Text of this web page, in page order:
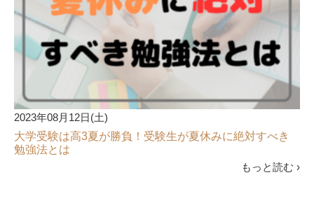
2023年08月12日(土)
大学受験は高3夏が勝負！受験生が夏休みに絶対すべき
勉強法とは
もっと読む ›